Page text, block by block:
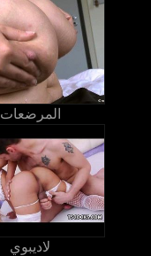
المرضعات
لاديبوي